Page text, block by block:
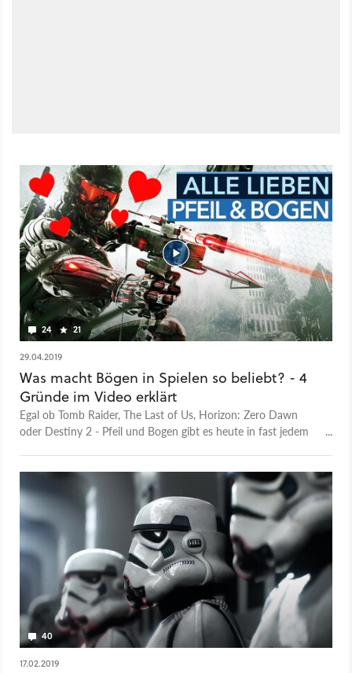
24 21
29.04.2019
Was macht Bögen in Spielen so beliebt? - 4
Gründe im Video erklärt
Egal ob Tomb Raider, The Last of Us, Horizon: Zero Dawn
oder Destiny 2 - Pfeil und Bogen gibt es heute in fast jedem
das Kämpfen mit Bögen in Spielen zu so besonderen
Erlebnissen machen und erklären damit auch, warum wir sie
so gerne einsetzen. Egal ob Rollenspiel, Shooter oder Action-
Adventure, ohne Pfeil und Bogen wollen wir heute fast nicht
mehr spielen und im Video erfahrt ihr, warum das kein
Wunder ist.
40
17.02.2019